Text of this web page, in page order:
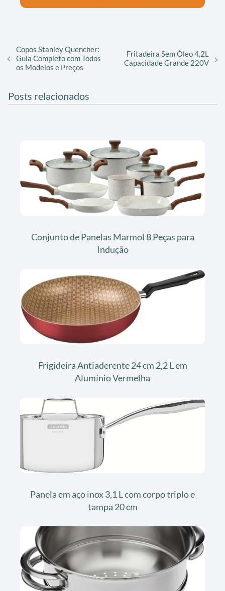
Copos Stanley Quencher:
Guia Completo com Todos
os Modelos e Preços
Fritadeira Sem Óleo 4,2L
Capacidade Grande 220V
Posts relacionados
Conjunto de Panelas Marmol 8 Peças para
Indução
Frigideira Antiaderente 24 cm 2,2 L em
Alumínio Vermelha
Panela em aço inox 3,1 L com corpo triplo e
tampa 20 cm